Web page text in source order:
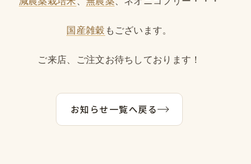
国産雑穀 もございます。
ご来店、ご注文お待ちしております！
お知らせ一覧へ戻る